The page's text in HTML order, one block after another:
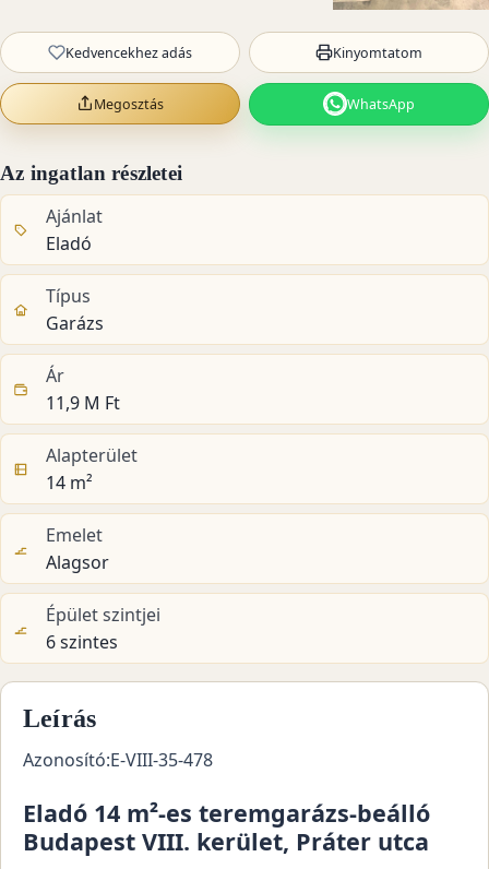
Kedvencekhez adás Kinyomtatom
Megosztás WhatsApp
Az ingatlan részletei
Ajánlat
Eladó
Típus
Garázs
Ár
11,9 M Ft
Alapterület
14 m²
Emelet
Alagsor
Épület szintjei
6 szintes
Leírás
Azonosító:E-VIII-35-478
Eladó 14 m²-es teremgarázs-beálló
Budapest VIII. kerület, Práter utca